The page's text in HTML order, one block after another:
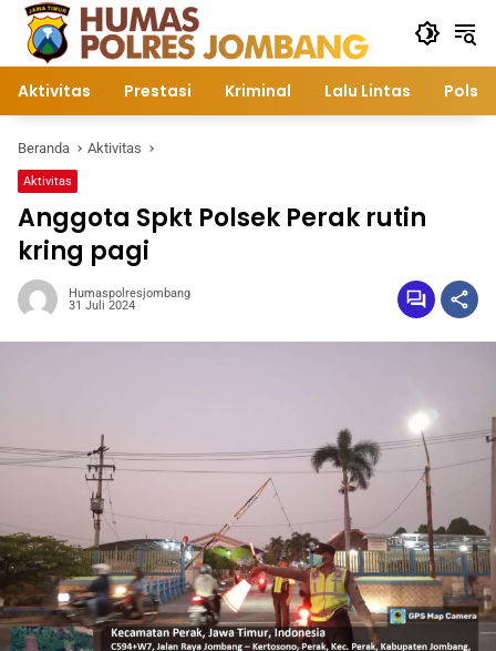
Langsung
konten
Aktivitas Prestasi Kriminal Lalu Lintas
Beranda Aktivitas
Aktivitas
Anggota Spkt Polsek Perak rutin
kring pagi
Humaspolresjombang
31 Juli 2024